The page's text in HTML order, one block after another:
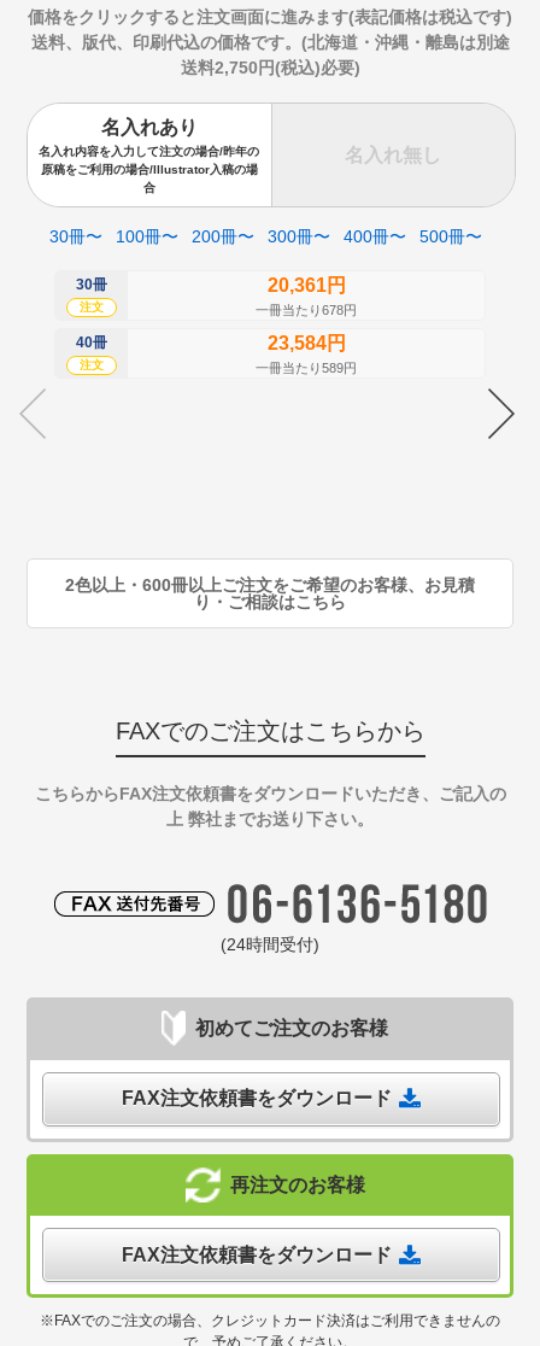
価格をクリックすると注文画面に進みます(表記価格は税込です)
送料、版代、印刷代込の価格です。(北海道・沖縄・離島は別途
送料2,750円(税込)必要)
名入れあり
名入れ内容を入力して注文の場合/昨年の
原稿をご利用の場合/Illustrator入稿の場
合
名入れ無し
30冊〜 100冊〜 200冊〜 300冊〜 400冊〜 500冊〜
30冊
注文
20,361円
一冊当たり678円
40冊
注文
23,584円
一冊当たり589円
2色以上・600冊以上ご注文をご希望のお客様、お見積
り・ご相談はこちら
FAXでのご注文はこちらから
こちらからFAX注文依頼書をダウンロードいただき、ご記入の
上 弊社までお送り下さい。
(24時間受付)
初めてご注文のお客様
FAX注文依頼書をダウンロード
再注文のお客様
FAX注文依頼書をダウンロード
※FAXでのご注文の場合、クレジットカード決済はご利用できませんの
で、予めご了承ください。